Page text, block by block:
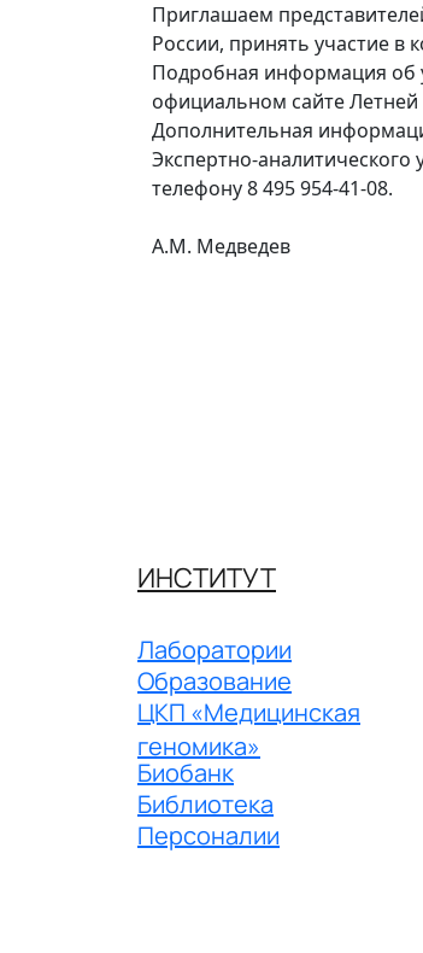
Приглашаем
России, принять участие в
Подробная информация об
официальном сайте
Дополнительная
Экспертно-
телефону 8 495 954-41-08.
А.М. Медведев
ИНСТИТУТ
Лаборатории
Образование
ЦКП «Медицинская
геномика»
Биобанк
Библиотека
Персоналии